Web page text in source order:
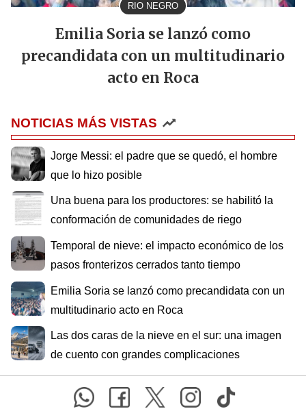
RIO NEGRO
Emilia Soria se lanzó como
precandidata con un multitudinario
acto en Roca
NOTICIAS MÁS VISTAS
Jorge Messi: el padre que se quedó, el hombre
que lo hizo posible
Una buena para los productores: se habilitó la
conformación de comunidades de riego
Temporal de nieve: el impacto económico de los
pasos fronterizos cerrados tanto tiempo
Emilia Soria se lanzó como precandidata con un
multitudinario acto en Roca
Las dos caras de la nieve en el sur: una imagen
de cuento con grandes complicaciones